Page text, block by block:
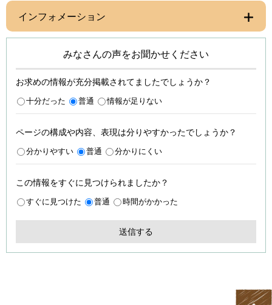
インフォメーション
みなさんの声をお聞かせください
お求めの情報が充分掲載されてましたでしょうか？
十分だった 普通 情報が足りない
ページの構成や内容、表現は分りやすかったでしょうか？
分かりやすい 普通 分かりにくい
この情報をすぐに見つけられましたか？
すぐに見つけた 普通 時間がかかった